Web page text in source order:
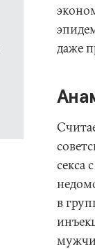
даже
секса
в